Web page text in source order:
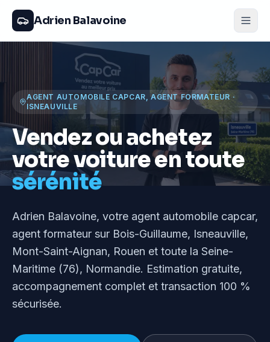
Adrien Balavoine
AGENT AUTOMOBILE CAPCAR, AGENT FORMATEUR ·
ISNEAUVILLE
Vendez ou achetez
votre voiture en toute
sérénité
Adrien Balavoine, votre agent automobile capcar,
agent formateur sur Bois-Guillaume, Isneauville,
Mont-Saint-Aignan, Rouen et toute la Seine-
Maritime (76), Normandie. Estimation gratuite,
accompagnement complet et transaction 100 %
sécurisée.